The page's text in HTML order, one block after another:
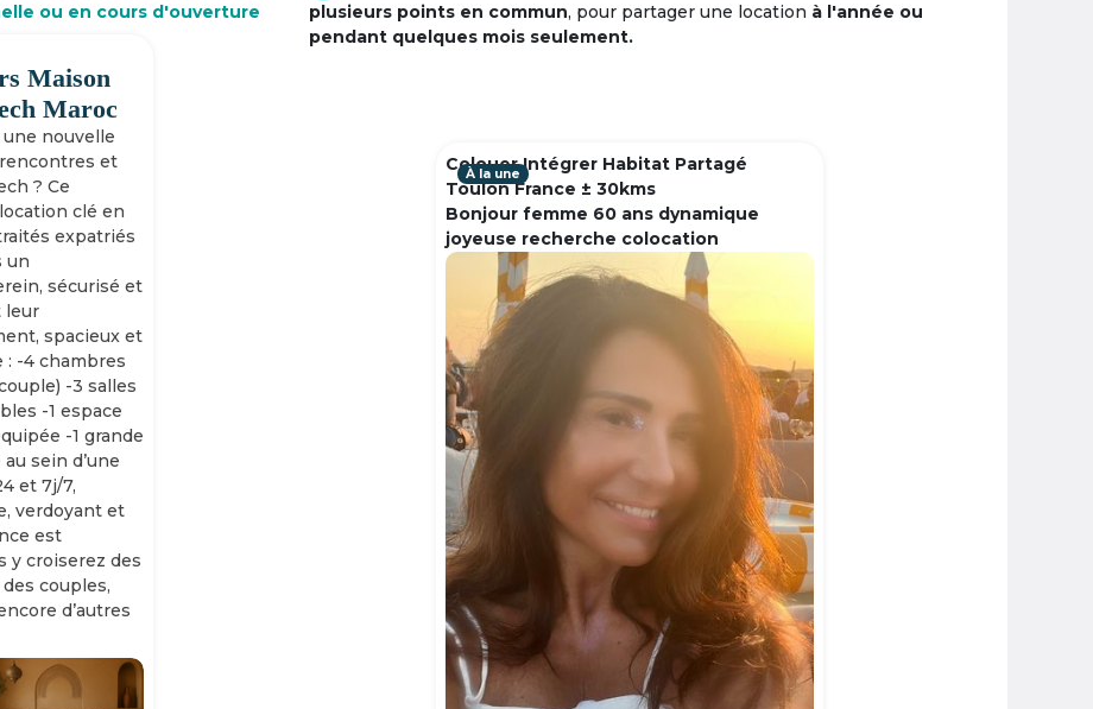
ou en cours d'ouverture
Maison
Maroc
nouvelle
et
? Ce
clé en
expatriés
un
sécurisé et
leur
spacieux et
-4 chambres
-3 salles
-1 espace
-1 grande
sein d’une
et 7j/7,
verdoyant et
est
y croiserez des
couples,
d’autres
plusieurs points en commun, pour partager une location à l'année ou
pendant quelques mois seulement.
Colouer Intégrer Habitat Partagé
Toulon France ± 30kms
Bonjour femme 60 ans dynamique
joyeuse recherche colocation
À la une